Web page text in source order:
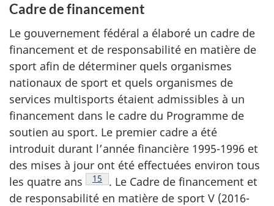
Cadre de financement
Le gouvernement fédéral a élaboré un cadre de
financement et de responsabilité en matière de
sport afin de déterminer quels organismes
nationaux de sport et quels organismes de
services multisports étaient admissibles à un
financement dans le cadre du Programme de
soutien au sport. Le premier cadre a été
introduit durant l’année financière 1995-1996 et
des mises à jour ont été effectuées environ tous
les quatre ans
Note de bas de page
15
. Le Cadre de financement et
de responsabilité en matière de sport V (2016-